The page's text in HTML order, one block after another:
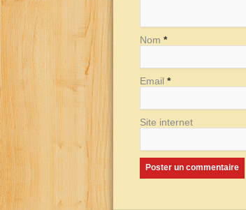
Nom *
Email *
Site internet